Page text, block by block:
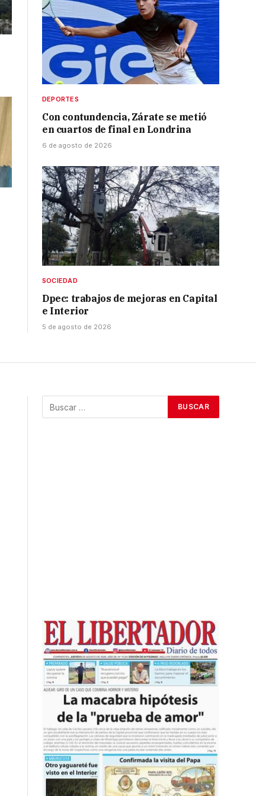
DEPORTES
Con contundencia, Zárate se metió
en cuartos de final en Londrina
6 de agosto de 2026
SOCIEDAD
Dpec: trabajos de mejoras en Capital
e Interior
5 de agosto de 2026